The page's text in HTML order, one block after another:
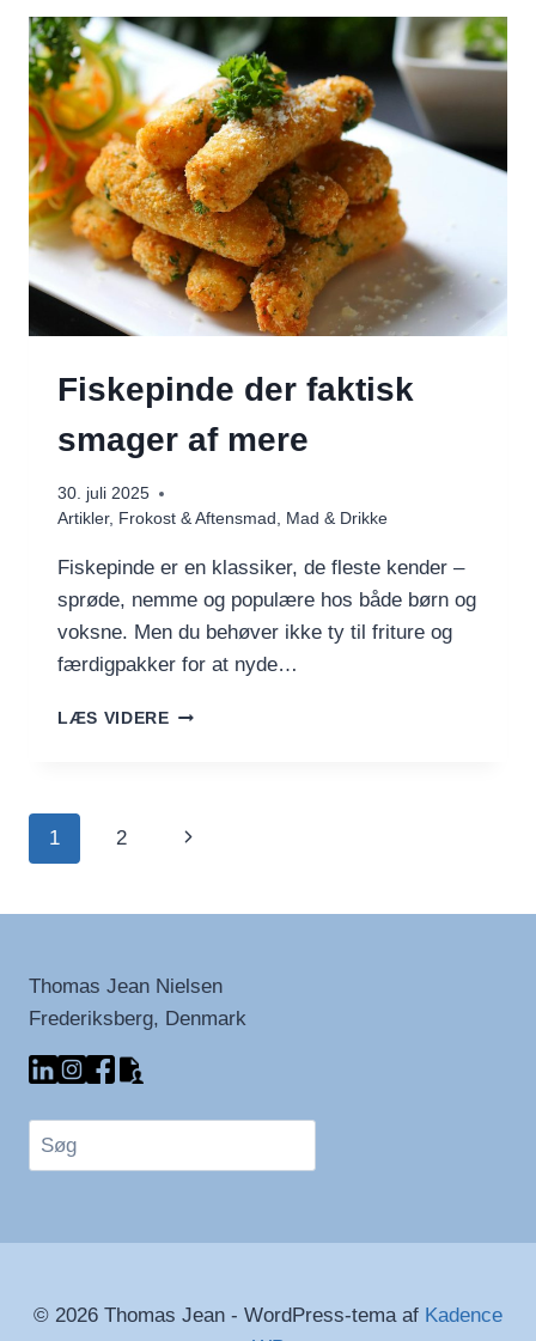
Fiskepinde der faktisk
smager af mere
30. juli 2025
Artikler, Frokost & Aftensmad , Mad & Drikke
Fiskepinde er en klassiker, de fleste kender –
sprøde, nemme og populære hos både børn og
voksne. Men du behøver ikke ty til friture og
færdigpakker for at nyde…
LÆS VIDEREFISKEPINDE
MERE
Side
1 2
Næste
Thomas Jean Nielsen
Frederiksberg, Denmark
Søg
© 2026 Thomas Jean - WordPress-tema af Kadence